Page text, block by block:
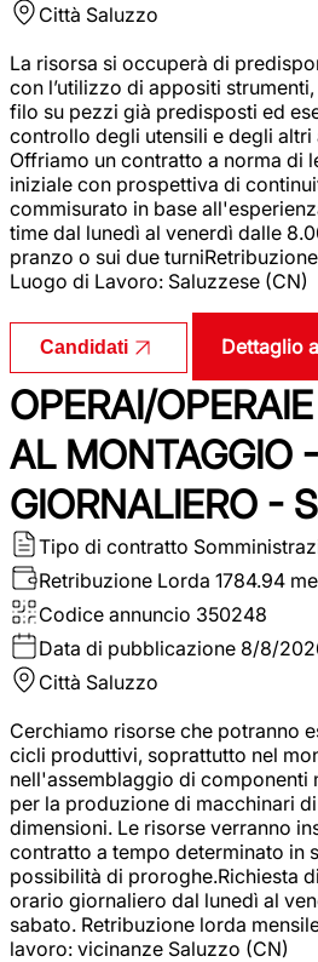
Città Saluzzo
La risorsa si occuperà di
con l’utilizzo di appositi
filo su pezzi già predisposti ed
controllo degli utensili e degli
Offriamo un contratto a norma di
iniziale con prospettiva di
commisurato in base
time dal lunedì al venerdì dalle
pranzo o sui due
Luogo di Lavoro: Saluzzese (CN)
Candidati Dettaglio
OPERAI/
AL MONTAGGIO -
GIORNALIERO -
Tipo di contratto
Retribuzione Lorda 1784.94
Codice annuncio 350248
Data di pubblicazione 8/8/
Città Saluzzo
Cerchiamo risorse che potranno
cicli produttivi, soprattutto nel
nell'assemblaggio di componenti
per la produzione di macchinari
dimensioni. Le risorse verranno
contratto a tempo determinato in
possibilità di proroghe.Richiesta
orario giornaliero dal lunedì al
sabato. Retribuzione lorda
lavoro: vicinanze Saluzzo (CN)